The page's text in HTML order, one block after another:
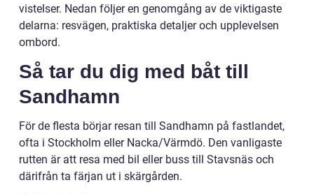
vistelser. Nedan följer en genomgång av de viktigaste
delarna: resvägen, praktiska detaljer och upplevelsen
ombord.
Så tar du dig med båt till
Sandhamn
För de flesta börjar resan till Sandhamn på fastlandet,
ofta i Stockholm eller Nacka/Värmdö. Den vanligaste
rutten är att resa med bil eller buss till Stavsnäs och
därifrån ta färjan ut i skärgården.